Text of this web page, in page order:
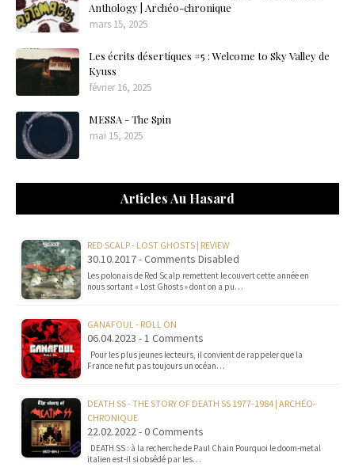
Anthology | Archéo-chronique
mars 15, 2025
Les écrits désertiques #5 : Welcome to Sky Valley de
Kyuss
février 16, 2025
MESSA - The Spin
mai 15, 2025
Articles Au Hasard
RED SCALP - LOST GHOSTS | REVIEW
30.10.2017 - Comments Disabled
Les polonais de Red Scalp remettent le couvert cette année en
nous sortant « Lost Ghosts » dont on a pu…
GANAFOUL - ROLL ON
06.04.2023 - 1 Comments
Pour les plus jeunes lecteurs, il convient de rappeler que la
France ne fut pas toujours un océan…
DEATH SS - THE STORY OF DEATH SS 1977-1984 | ARCHÉO-
CHRONIQUE
22.02.2022 - 0 Comments
DEATH SS : à la recherche de Paul Chain Pourquoi le doom-metal
italien est-il si obsédé par les…